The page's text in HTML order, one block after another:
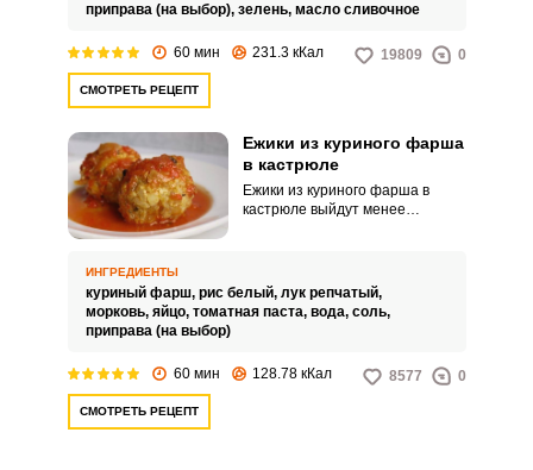
приправа (на выбор), зелень, масло сливочное
60 мин 231.3 кКал 19809 0
СМОТРЕТЬ РЕЦЕПТ
Ежики из куриного фарша
в кастрюле
Ежики из куриного фарша в
кастрюле выйдут менее
ИНГРЕДИЕНТЫ
куриный фарш, рис белый, лук репчатый,
морковь, яйцо, томатная паста, вода, соль,
приправа (на выбор)
60 мин 128.78 кКал 8577 0
СМОТРЕТЬ РЕЦЕПТ